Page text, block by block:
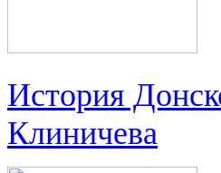
История
Клиничева